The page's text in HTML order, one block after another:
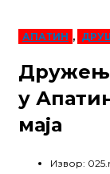
АПАТИН ,
у
маја
Извор: